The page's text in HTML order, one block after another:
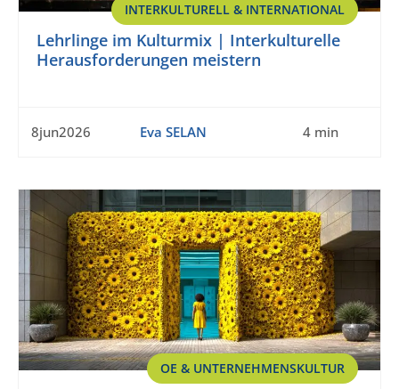
INTERKULTURELL & INTERNATIONAL
Lehrlinge im Kulturmix | Interkulturelle
Herausforderungen meistern
8jun2026 Eva SELAN 4 min
OE & UNTERNEHMENSKULTUR